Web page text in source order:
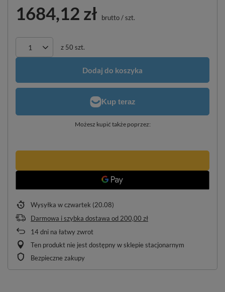
1684,12 zł brutto/szt.
z 50 szt.
Dodaj do koszyka
Możesz kupić także poprzez:
Wysyłka w czwartek (20.08)
Darmowa i szybka dostawa od 200,00 zł
14dni na łatwy zwrot
Ten produkt nie jest dostępny w sklepie stacjonarnym
Bezpieczne zakupy